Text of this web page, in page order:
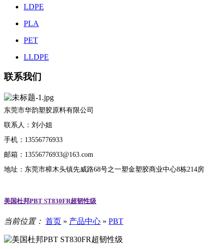
LDPE
PLA
PET
LLDPE
联系我们
东莞市华韵塑胶原料有限公司
联系人：刘小姐
手机：13556776933
邮箱：13556776933@163.com
地址：东莞市樟木头镇先威路68号之一塑金塑胶商业中心8栋214房
美国杜邦PBT ST830FR超韧性级
当前位置： 首页 » 产品中心 » PBT